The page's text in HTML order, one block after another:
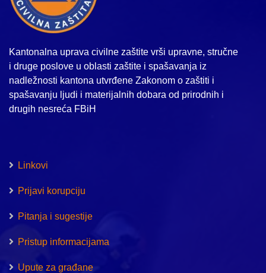
Kantonalna uprava civilne zaštite vrši upravne, stručne
i druge poslove u oblasti zaštite i spašavanja iz
nadležnosti kantona utvrđene Zakonom o zaštiti i
spašavanju ljudi i materijalnih dobara od prirodnih i
drugih nesreća FBiH
Linkovi
Prijavi korupciju
Pitanja i sugestije
Pristup informacijama
Upute za građane